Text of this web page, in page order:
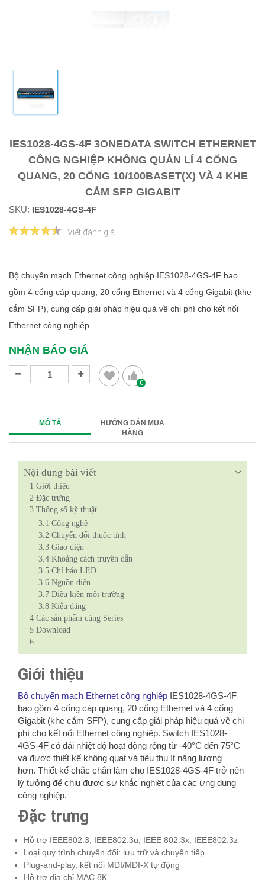
IES1028-4GS-4F 3ONEDATA SWITCH ETHERNET
CÔNG NGHIỆP KHÔNG QUẢN LÍ 4 CỔNG
QUANG, 20 CỔNG 10/100BASET(X) VÀ 4 KHE
CẮM SFP GIGABIT
SKU: IES1028-4GS-4F
Viết đánh giá
Bộ chuyển mạch Ethernet công nghiệp IES1028-4GS-4F bao
gồm 4 cổng cáp quang, 20 cổng Ethernet và 4 cổng Gigabit (khe
cắm SFP), cung cấp giải pháp hiệu quả về chi phí cho kết nối
Ethernet công nghiệp.
NHẬN BÁO GIÁ
0
MÔ TẢ
HƯỚNG DẪN MUA
HÀNG
Nội dung bài viết
1 Giới thiệu
2 Đặc trưng
3 Thông số kỹ thuật
3.1 ​​​​​Công nghệ
3.2 Chuyển đổi thuộc tính
3.3 Giao diện
3.4 Khoảng cách truyền dẫn
3.5 Chỉ báo LED
3.6 Nguồn điện
3.7 Điều kiện môi trường
3.8 Kiểu dáng
4 Các sản phẩm cùng Series
5 Download
6
Giới thiệu
Bộ chuyển mạch Ethernet công nghiệp IES1028-4GS-4F
bao gồm 4 cổng cáp quang, 20 cổng Ethernet và 4 cổng
Gigabit (khe cắm SFP), cung cấp giải pháp hiệu quả về chi
phí cho kết nối Ethernet công nghiệp. Switch IES1028-
4GS-4F có dải nhiệt độ hoạt động rộng từ -40°C đến 75°C
và được thiết kế không quạt và tiêu thụ ít năng lượng
hơn. Thiết kế chắc chắn làm cho IES1028-4GS-4F trở nên
lý tưởng để chịu được sự khắc nghiệt của các ứng dụng
công nghiệp.
Đặc trưng
Hỗ trợ IEEE802.3, IEEE802.3u, IEEE 802.3x, IEEE802.3z
Loại quy trình chuyển đổi: lưu trữ và chuyển tiếp
Plug-and-play, kết nối MDI/MDI-X tự động
Hỗ trợ địa chỉ MAC 8K